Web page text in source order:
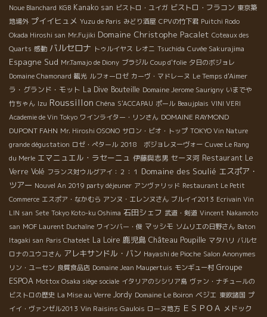
Noue Blanchard KGB Kanako san ビストロ・ユイガ ビストロ・フラコン 東京築
地場外 プイイヒュメ Yuzu de Paris みどり酒屋 CPVの竹下君 Puitchi Rodo
Okada Hiroshi san Mr.Fujiki Domaine Christophe Pacalet Coteaux des
Quarts 感動 バルセロナ トゥルイヤス レオニ Tsuchida Cuvée Sakurajima
Espagne Sud Mr.Tamajo de Diony ブラジル Coup d'folie 夕日のボジョレ
Domaine Chamonard 観光 ルフォーロゼ カーヴ・マドレーヌ Le Temps d'Aimer
ラ・グランド・モット La Dive Bouteille Domaine Jerome Saurigny いまでや
竹ちゃん Izu Roussillon Chéna S'ACCAPAU ポール Beaujplais VINI VERI
Academie de Vin Tokyo ワインライター・リンさん DOMAINE RAYMOND
DUPONT FAHN Mr. Hiroshi OSONO サロン・ビオ・トップ TOKYO Vin Nature
grande dégustation ロゼ・ぺタール 2018 ボジョレヌーヴォー Cuvee Le Rang
du Merle エマニュエル・ラセーニュ 伊藤與志男 セーヌ河 Restaurant Le
Verre Volé フランス対ウルグアイ：２：１ Domaine des Soulié エスポア・
ツアー Nouvel An 2019 party déjeuner アンヴァリッド Restaurant Le Petit
Commerce エスポア・なかむら アンヌ・エレンヌさん ブルイイ2013 Ecrivain Vin
LIN san Sete Tokyo Koto-ku Oshima 石田シェフ 武道・剣道 Vincent Nakamoto
san MOF Laurent Duchaîne ワインバー・俊 マッシモ ソムリエの日野さん Baton
Itagaki san Paris Chatelet La Loire 鹿児島 Château Poupille マタハリ バルセ
ロナのユウコさん アレキサンドル・バン Hayashi de Pioche Salon Anonymes
リン・ユーセン 良質食品店 Domaine Jean Maupertuis モンギュー村 Groupe
ESPOA Mottox Osaka siège sociale イタリアのシシリア島 ヴァン・ナチュールの
ビストロの歴史 La Mise au Verre Jordy Domaine Le Boiron ベジエ 東欧諸国 プ
イイ・ヴァンゼル2013 Vin Raisins Gaulois ローヌ地方 ＥＳＰＯＡ メドック